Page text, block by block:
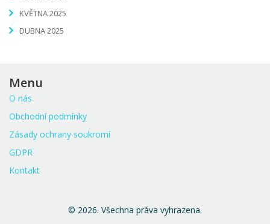
KVĚTNA 2025
DUBNA 2025
Menu
O nás
Obchodní podmínky
Zásady ochrany soukromí
GDPR
Kontakt
© 2026. Všechna práva vyhrazena.